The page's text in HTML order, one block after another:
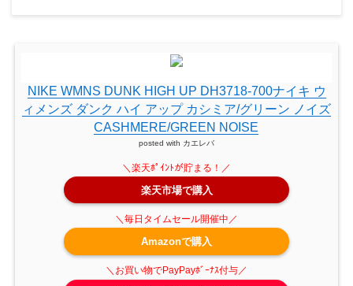
NIKE WMNS DUNK HIGH UP DH3718-700ナイキ ウ
ィメンズ ダンク ハイ アップ カシミア/グリーン ノイズ
CASHMERE/GREEN NOISE
posted with カエレバ
楽天市場で購入
Amazonで購入